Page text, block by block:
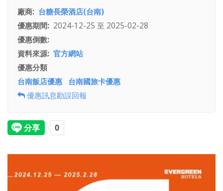
廠商
台糖長榮酒店(台南)
優惠期間
2024-12-25 至 2025-02-28
優惠倒數
資料來源 官方網站
優惠分類
台南飯店優惠
台南國旅卡優惠
優惠訊息勘誤回報